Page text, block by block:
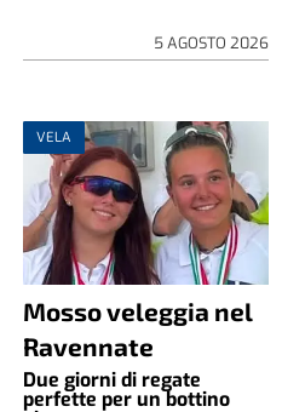
5 AGOSTO 2026
VELA
Mosso veleggia nel
Ravennate
Due giorni di regate
perfette per un bottino